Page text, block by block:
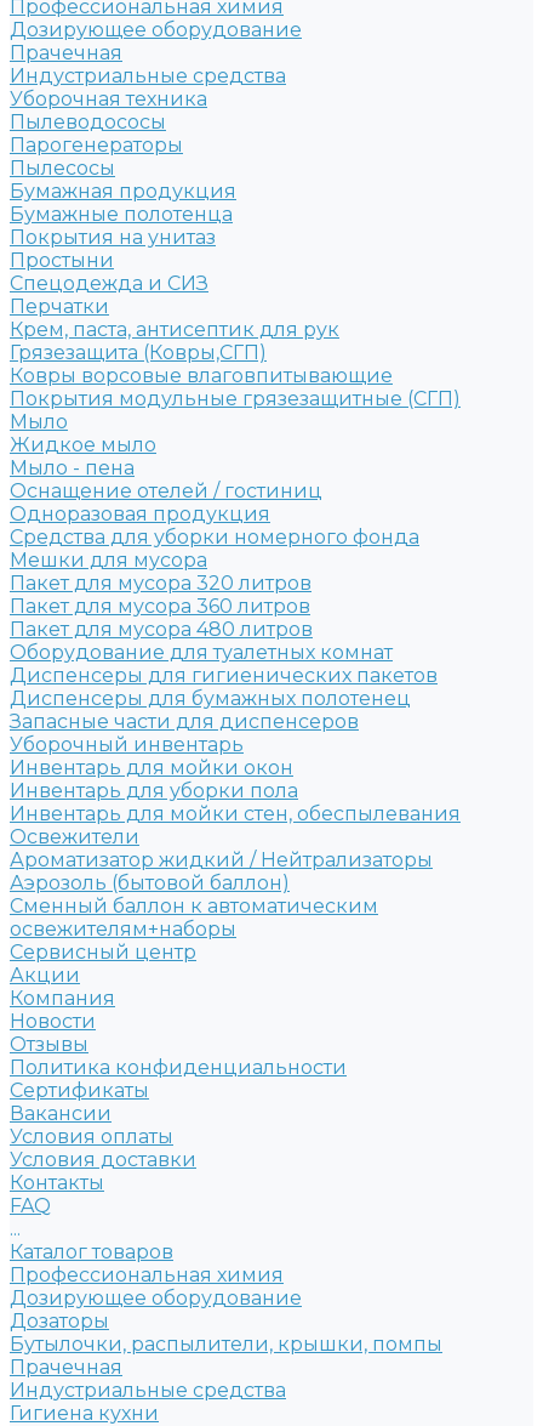
Профессиональная химия
Дозирующее оборудование
Прачечная
Индустриальные средства
Уборочная техника
Пылеводососы
Парогенераторы
Пылесосы
Бумажная продукция
Бумажные полотенца
Покрытия на унитаз
Простыни
Спецодежда и СИЗ
Перчатки
Крем, паста, антисептик для рук
Грязезащита (Ковры,СГП)
Ковры ворсовые влаговпитывающие
Покрытия модульные грязезащитные (СГП)
Мыло
Жидкое мыло
Мыло - пена
Оснащение отелей / гостиниц
Одноразовая продукция
Средства для уборки номерного фонда
Мешки для мусора
Пакет для мусора 320 литров
Пакет для мусора 360 литров
Пакет для мусора 480 литров
Оборудование для туалетных комнат
Диспенсеры для гигиенических пакетов
Диспенсеры для бумажных полотенец
Запасные части для диспенсеров
Уборочный инвентарь
Инвентарь для мойки окон
Инвентарь для уборки пола
Инвентарь для мойки стен, обеспылевания
Освежители
Ароматизатор жидкий / Нейтрализаторы
Аэрозоль (бытовой баллон)
Сменный баллон к автоматическим
освежителям+наборы
Сервисный центр
Акции
Компания
Новости
Отзывы
Политика конфиденциальности
Сертификаты
Вакансии
Условия оплаты
Условия доставки
Контакты
FAQ
...
Каталог товаров
Профессиональная химия
Дозирующее оборудование
Дозаторы
Бутылочки, распылители, крышки, помпы
Прачечная
Индустриальные средства
Гигиена кухни